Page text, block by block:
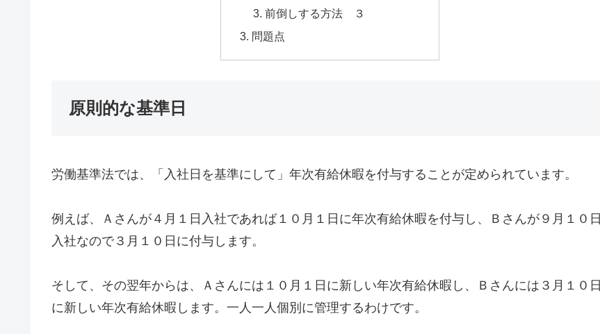
前倒しする方法 ３
問題点
原則的な基準日
労働基準法では、「入社日を基準にして」年次有給休暇を付与することが定められています。
例えば、Ａさんが４月１日入社であれば１０月１日に年次有給休暇を付与し、Ｂさんが９月１０日
入社なので３月１０日に付与します。
そして、その翌年からは、Ａさんには１０月１日に新しい年次有給休暇し、Ｂさんには３月１０日
に新しい年次有給休暇します。一人一人個別に管理するわけです。